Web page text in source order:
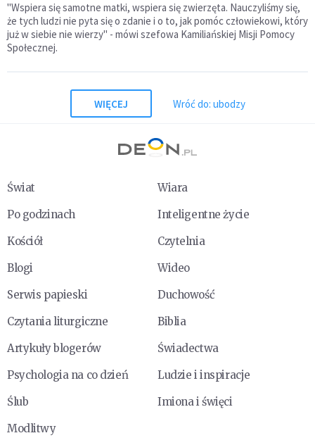
"Wspiera się samotne matki, wspiera się zwierzęta. Nauczyliśmy się,
że tych ludzi nie pyta się o zdanie i o to, jak pomóc człowiekowi, który
już w siebie nie wierzy" - mówi szefowa Kamiliańskiej Misji Pomocy
Społecznej.
WIĘCEJ Wróć do: ubodzy
Świat
Wiara
Po godzinach
Inteligentne życie
Kościół
Czytelnia
Blogi
Wideo
Serwis papieski
Duchowość
Czytania liturgiczne
Biblia
Artykuły blogerów
Świadectwa
Psychologia na co dzień
Ludzie i inspiracje
Ślub
Imiona i święci
Modlitwy